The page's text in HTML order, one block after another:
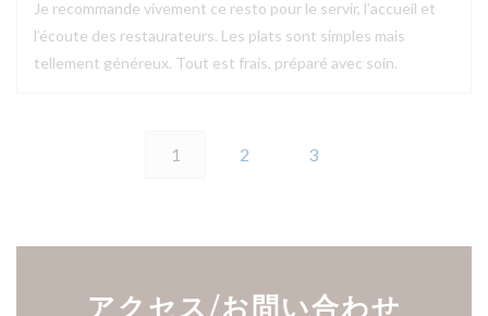
Je recommande vivement ce resto pour le servir, l’accueil et
l’écoute des restaurateurs. Les plats sont simples mais
tellement généreux. Tout est frais, préparé avec soin.
1 2 3
アクセス/お問い合わせ